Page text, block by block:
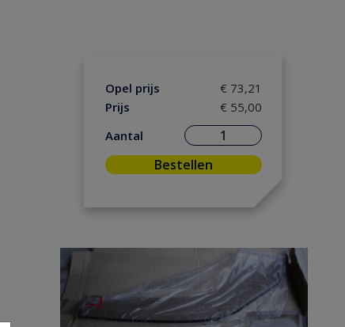
Opel prijs
€ 73,21
Prijs
€ 55,00
Aantal
Bestellen